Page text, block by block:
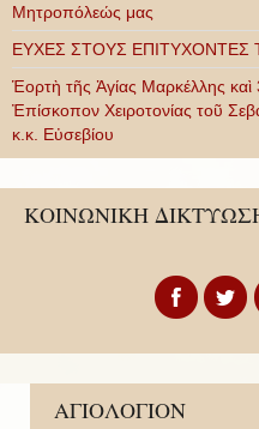
Μητροπόλεώς μας
ΕΥΧΕΣ ΣΤΟΥΣ ΕΠΙΤΥΧΟΝΤΕΣ
Ἑορτὴ τῆς Ἁγίας Μαρκέλλης καὶ
Ἐπίσκοπον Χειροτονίας τοῦ
κ.κ. Εὐσεβίου
ΚΟΙΝΩΝΙΚΗ
ΑΓΙΟΛΟΓΙΟΝ